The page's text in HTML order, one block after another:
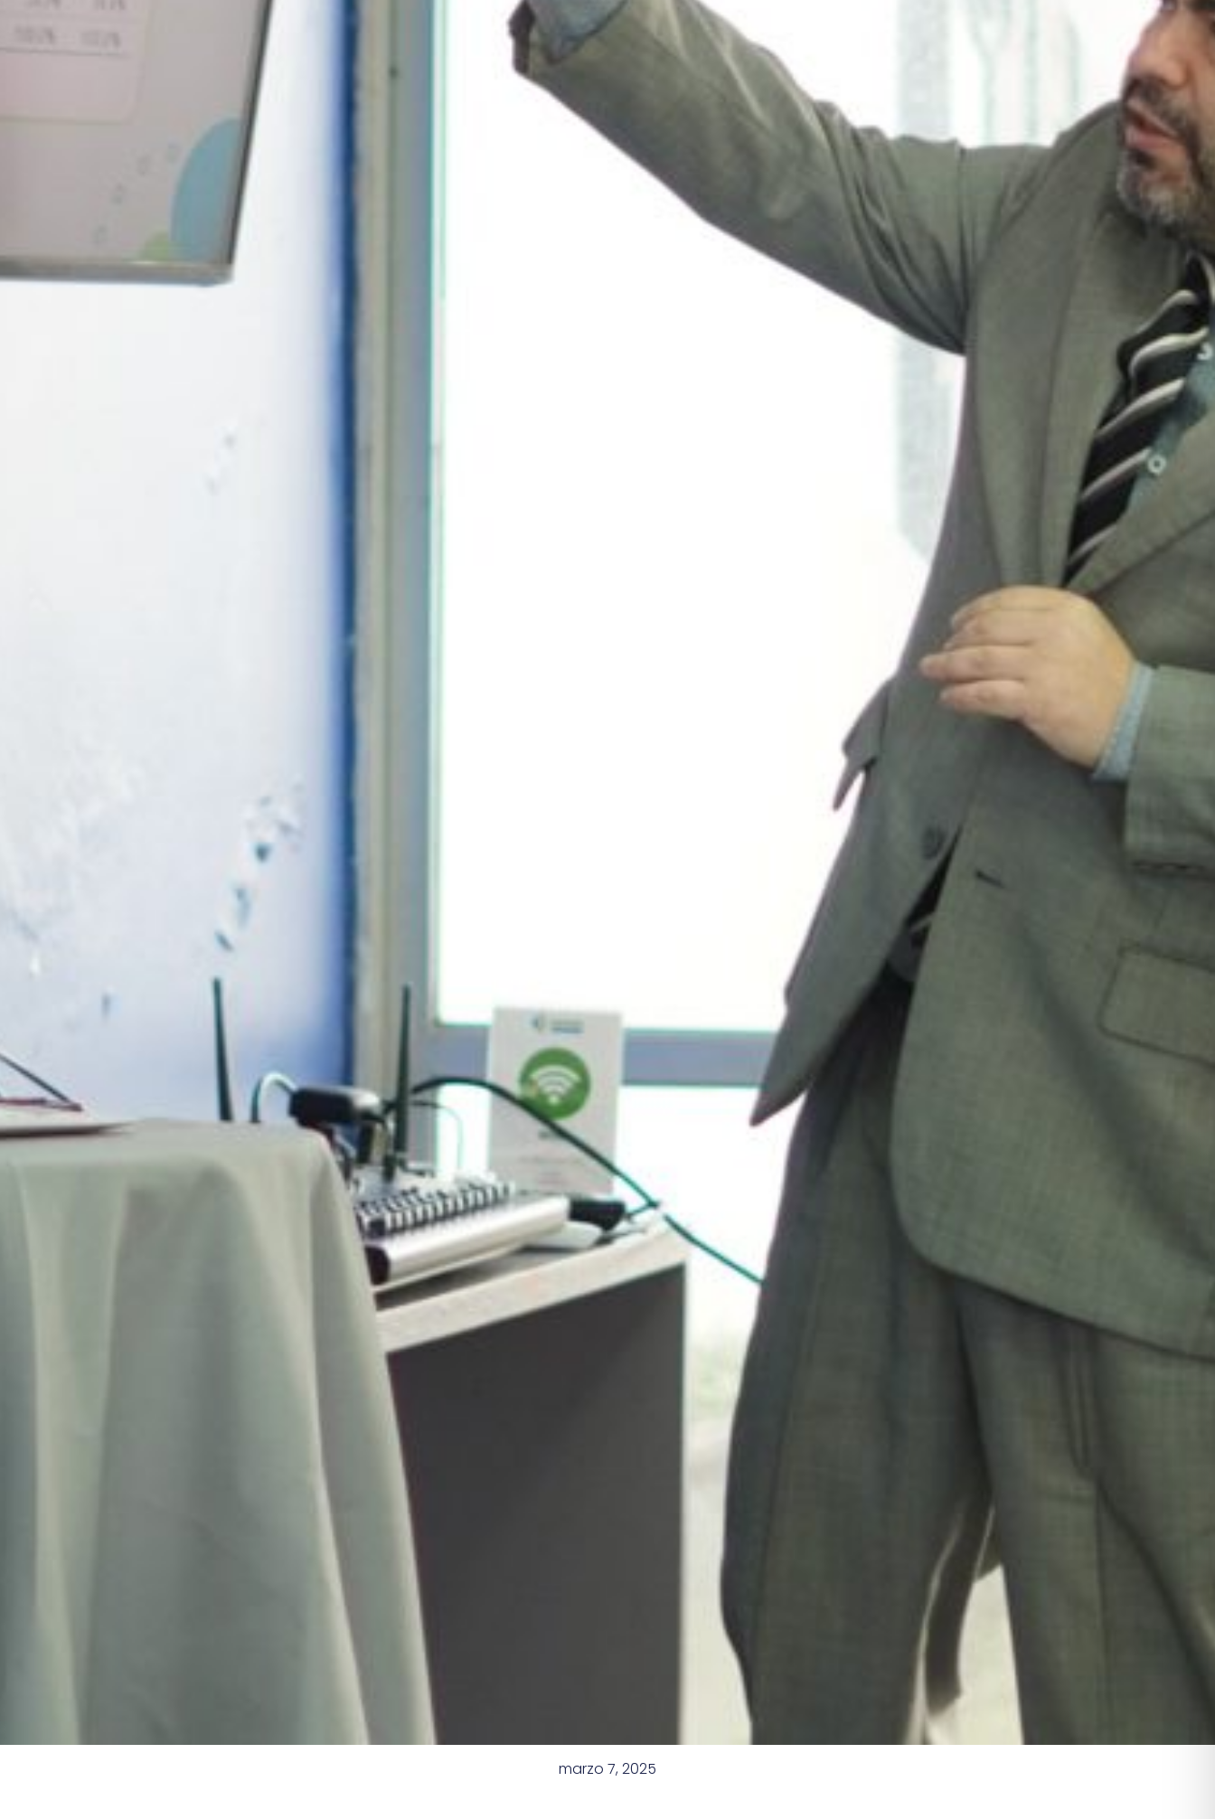
marzo 7, 2025